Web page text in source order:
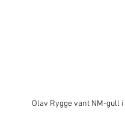
Olav Rygge vant NM-gull